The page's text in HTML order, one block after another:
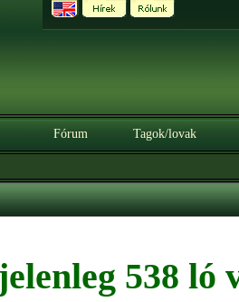
Fórum Tagok/lovak
538 ló